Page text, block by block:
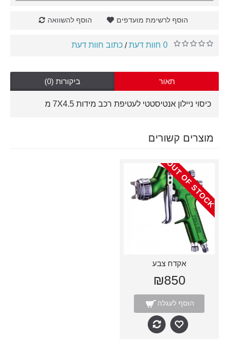
הוסף לרשימת מועדפים הוסף להשוואה
0 חוות דעת / כתוב חוות דעת
תאור ביקורות (0)
כיסוי ניילון אנטיסטטי לעטיפת רכב מידות 7X4.5 מ
מוצרים קשורים
OUT OF STOCK
אקדח צבע
₪850
הוסף לעגלה